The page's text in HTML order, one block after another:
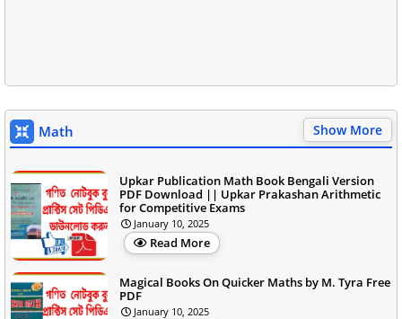
Math Show More
Upkar Publication Math Book Bengali Version
PDF Download || Upkar Prakashan Arithmetic
for Competitive Exams
January 10, 2025
Read More
Magical Books On Quicker Maths by M. Tyra Free
PDF
January 10, 2025